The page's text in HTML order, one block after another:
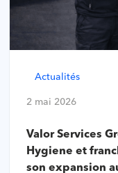
Actualités
2 mai 2026
Valor Services
Hygiene et
son expansion